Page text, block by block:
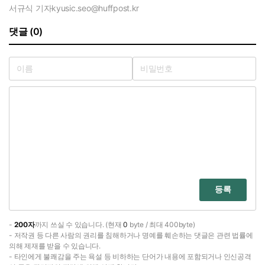
서규식 기자kyusic.seo@huffpost.kr
댓글 (0)
등록
- 200자까지 쓰실 수 있습니다. (현재0 byte / 최대 400byte)
- 저작권 등 다른 사람의 권리를 침해하거나 명예를 훼손하는 댓글은 관련 법률에
의해 제재를 받을 수 있습니다.
- 타인에게 불쾌감을 주는 욕설 등 비하하는 단어가 내용에 포함되거나 인신공격